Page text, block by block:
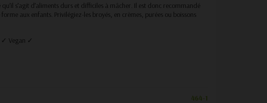
s’agit d’aliments durs et difficiles à mâcher. Il est donc recommandé
aux enfants. Privilégiez-les broyés, en crèmes, purées ou boissons
✓ Vegan ✓
464-1